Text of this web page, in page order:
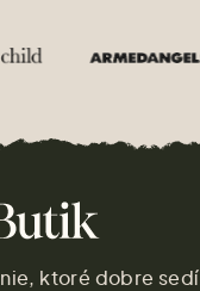
ktoré dobre sedí.